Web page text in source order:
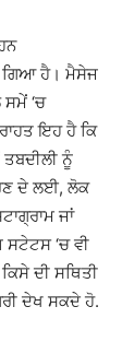
ਗਿਆ ਹੈ। ਮੈਸੇਜ
‘ਚ
ਇਹ ਹੈ ਕਿ
ਨੂੰ
ਦੇ ਲਈ, ਲੋਕ
ਜਾਂ
‘ਚ ਵੀ
ਦੀ ਸਥਿਤੀ
ਦੇਖ ਸਕਦੇ ਹੋ.